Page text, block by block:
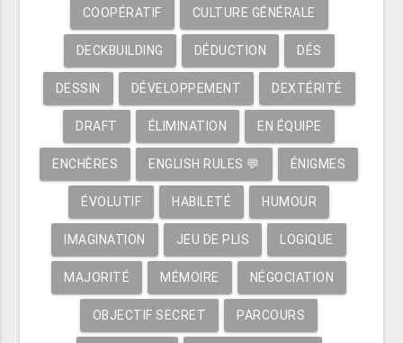
COOPÉRATIF CULTURE GÉNÉRALE
DECKBUILDING DÉDUCTION DÉS
DESSIN DÉVELOPPEMENT DEXTÉRITÉ
DRAFT ÉLIMINATION EN ÉQUIPE
ENCHÈRES ENGLISH RULES 💬 ÉNIGMES
ÉVOLUTIF HABILETÉ HUMOUR
IMAGINATION JEU DE PLIS LOGIQUE
MAJORITÉ MÉMOIRE NÉGOCIATION
OBJECTIF SECRET PARCOURS